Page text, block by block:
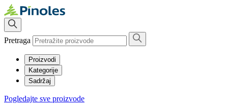
Pretraga
Proizvodi
Kategorije
Sadržaj
Pogledajte sve proizvode